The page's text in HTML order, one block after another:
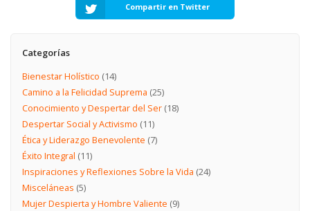
Compartir en Twitter
Categorías
Bienestar Holístico (14)
Camino a la Felicidad Suprema (25)
Conocimiento y Despertar del Ser(18)
Despertar Social y Activismo (11)
Ética y Liderazgo Benevolente (7)
Éxito Integral (11)
Inspiraciones y Reflexiones Sobre la Vida (24)
Misceláneas (5)
Mujer Despierta y Hombre Valiente (9)